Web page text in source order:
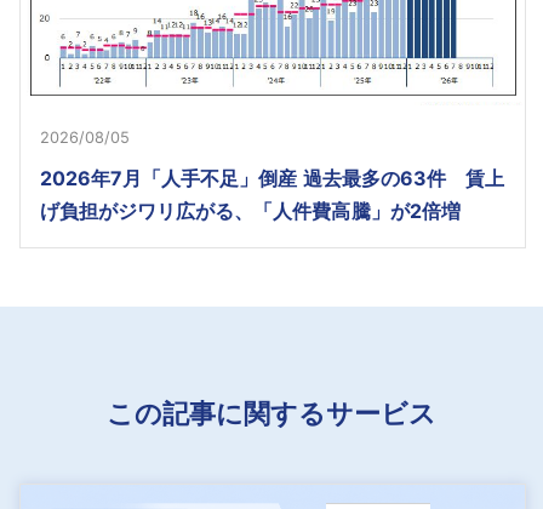
2026/08/05
2026年7月「人手不足」倒産 過去最多の63件 賃上
げ負担がジワリ広がる、「人件費高騰」が2倍増
この記事に関するサービス